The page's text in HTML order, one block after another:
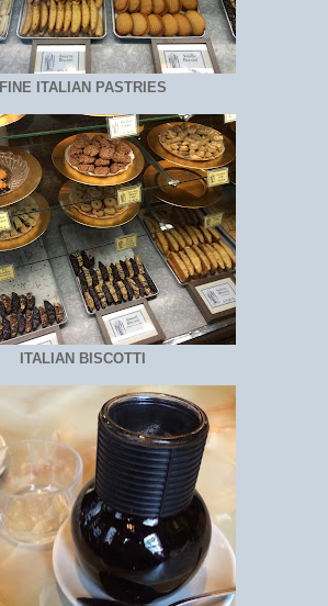
FINE ITALIAN PASTRIES
ITALIAN BISCOTTI